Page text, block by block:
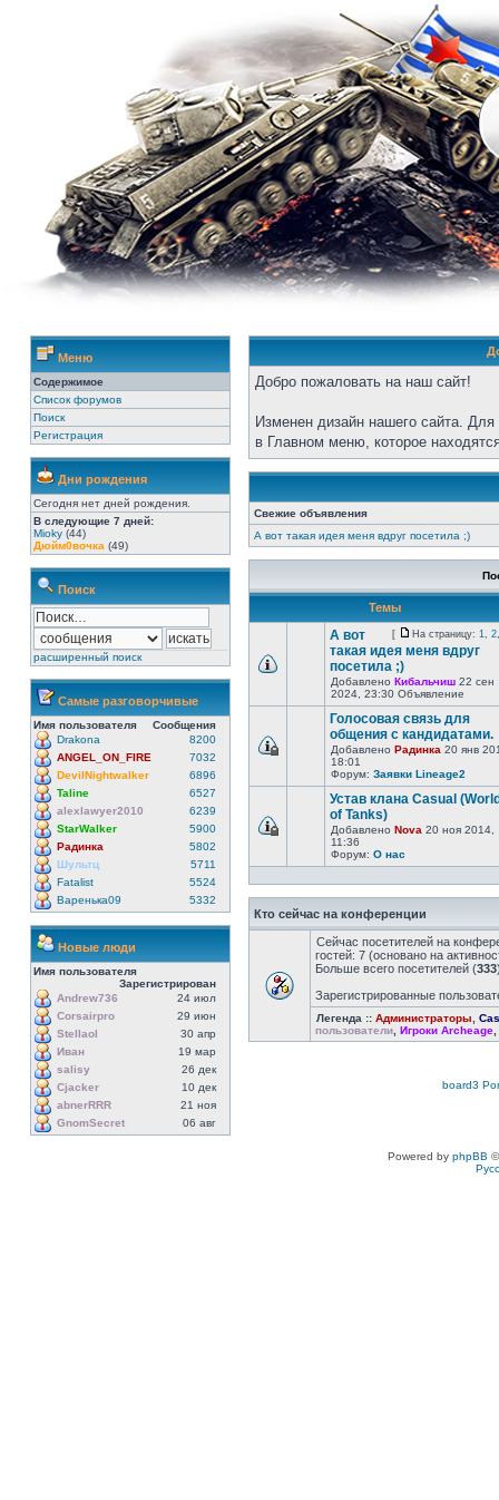
Меню
Содержимое
Список форумов
Поиск
Регистрация
Дни рождения
Сегодня нет дней рождения.
В следующие 7 дней:
Mioky (44)
Дюйм0вочка (49)
Поиск
расширенный поиск
Самые разговорчивые
Имя пользователя
Сообщения
Drakona
8200
ANGEL_ON_FIRE
7032
DevilNightwalker
6896
Taline
6527
alexlawyer2010
6239
StarWalker
5900
Радинка
5802
Шультц
5711
Fatalist
5524
Варенька09
5332
Новые люди
Имя пользователя
Зарегистрирован
Andrew736
24 июл
Corsairpro
29 июн
Stellaol
30 апр
Иван
19 мар
salisy
26 дек
Cjacker
10 дек
abnerRRR
21 ноя
GnomSecret
06 авг
Добро пожаловать на наш сайт!
Изменен дизайн нашего сайта.
в Главном меню, которое
Свежие объявления
А вот такая идея меня вдруг посетила ;)
Темы
[ На страницу: 1, 2
А вот
такая идея меня вдруг
посетила ;)
Добавлено Кибальчиш 22 сен
2024, 23:30 Объявление
Голосовая связь для
общения с кандидатами.
Добавлено Радинка 20 янв
18:01
Форум: Заявки Lineage2
Устав клана Casual
of Tanks)
Добавлено Nova 20 ноя 2014,
11:36
Форум: О нас
Кто сейчас на конференции
Сейчас посетителей на
гостей: 7 (основано на
Больше всего посетителей (333
Зарегистрированные
Легенда :: Администраторы
пользователи Игроки Archeage
board3
Powered by phpBB